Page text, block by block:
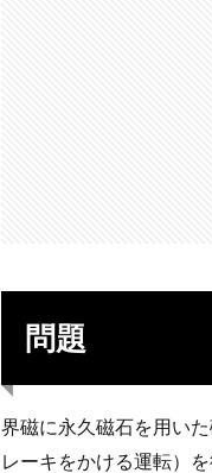
問題
界磁に永久磁石を用い
レーキをかける運転）